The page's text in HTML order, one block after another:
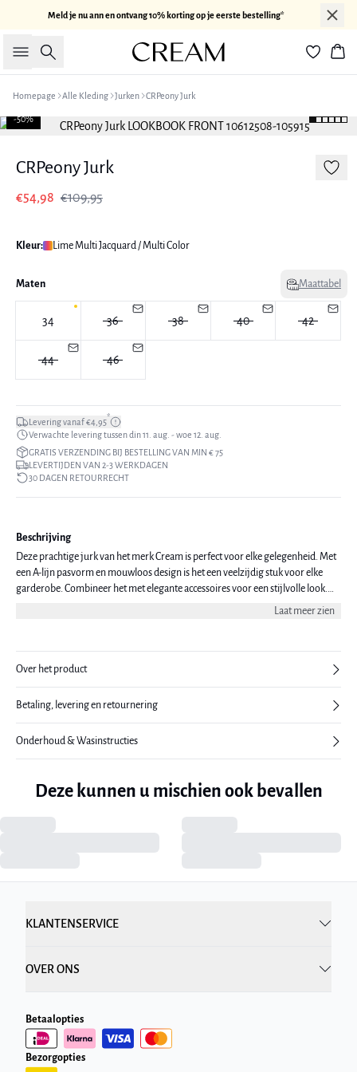
Meld je nu ann en ontvang 10% korting op je eerste bestelling*
Zoeken
Homepage Alle Kleding Jurken CRPeony Jurk
-50%
CRPeony Jurk
€54,98 €109,95
Kleur: Lime Multi Jacquard / Multi Color
Maten Maattabel
34 36 38 40 42
44 46
Levering vanaf €4,95*
Verwachte levering tussen din 11. aug. - woe 12. aug.
GRATIS VERZENDING BIJ BESTELLING VAN MIN € 75
LEVERTIJDEN VAN 2-3 WERKDAGEN
30 DAGEN RETOURRECHT
Beschrijving
Deze prachtige jurk van het merk Cream is perfect voor elke gelegenheid. Met
een A-lijn pasvorm en mouwloos design is het een veelzijdig stuk voor elke
garderobe. Combineer het met elegante accessoires voor een stijlvolle look.
Gemaakt met een geweven kwaliteit voor comfort en duurzaamheid. Het
Laat meer zien
Over het product
Betaling, levering en retournering
Onderhoud & Wasinstructies
Deze kunnen u mischien ook bevallen
KLANTENSERVICE
OVER ONS
Betaalopties
Bezorgopties